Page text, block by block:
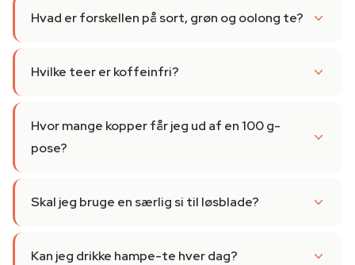
Hvad er forskellen på sort, grøn og oolong te?
Hvilke teer er koffeinfri?
Hvor mange kopper får jeg ud af en 100 g-
pose?
Skal jeg bruge en særlig si til løsblade?
Kan jeg drikke hampe-te hver dag?